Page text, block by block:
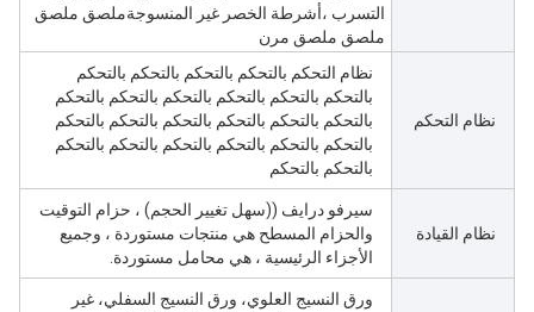
التسرب ،أشرطة الخصر غير المنسوجةملصق ملصق
ملصق ملصق مرن
نظام التحكم
نظام التحكم بالتحكم بالتحكم بالتحكم بالتحكم
بالتحكم بالتحكم بالتحكم بالتحكم بالتحكم بالتحكم
بالتحكم بالتحكم بالتحكم بالتحكم بالتحكم بالتحكم
بالتحكم بالتحكم بالتحكم بالتحكم بالتحكم بالتحكم
بالتحكم بالتحكم
نظام القيادة
سيرفو درايف ((سهل تغيير الحجم) ، حزام التوقيت
والحزام المسطح هي منتجات مستوردة ، وجميع
الأجزاء الرئيسية ، هي محامل مستوردة.
ورق النسيج العلوي، ورق النسيج السفلي، غير